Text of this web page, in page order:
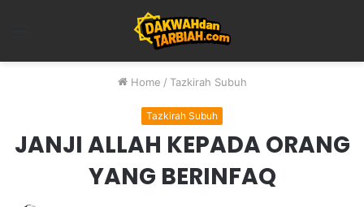
Home / Tazkirah Subuh
Tazkirah Subuh
JANJI ALLAH KEPADA ORANG
YANG BERINFAQ